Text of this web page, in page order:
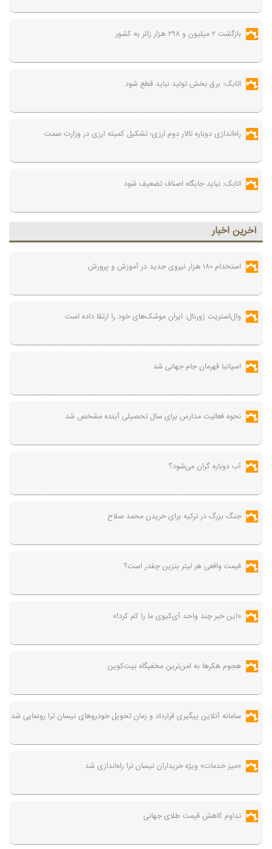
بازگشت ۲ میلیون و ۲۹۸ هزار زائر به کشور
اتابک: برق بخش تولید نباید قطع شود
راه‌اندازی دوباره تالار دوم ارزی؛ تشکیل کمیته ارزی در وزارت صمت
اتابک: نباید جایگاه اصناف تضعیف شود
آخرين اخبار
استخدام ۱۸۰ هزار نیروی جدید در آموزش‌ و پرورش
وال‌استریت ژورنال: ایران موشک‌های خود را ارتقا داده است
اسپانیا قهرمان جام جهانی شد
نحوه فعالیت مدارس برای سال تحصیلی آینده مشخص شد
آب دوباره گران می‌شود؟
جنگ بزرگ در ترکیه برای خریدن محمد صلاح
قیمت واقعی هر لیتر بنزین چقدر است؟
«این خبر چند واحد آی‌کیوی ما را کم کرد!»
هجوم هکرها به امن‌ترین مخفیگاه بیت‌کوین
سامانه آنلاین پیگیری قرارداد‌ و زمان تحویل خودرو‌های نیسان ترا رونمایی شد
«میز خدمات» ویژه خریداران نیسان ترا راه‌اندازی شد
تداوم کاهش قیمت طلای جهانی